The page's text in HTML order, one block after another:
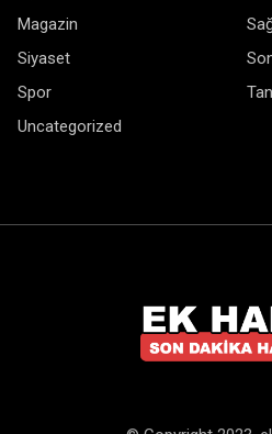
Magazin
Siyaset
Spor
Uncategorized